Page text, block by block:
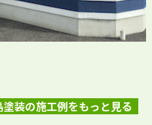
装の施工例をもっと見る